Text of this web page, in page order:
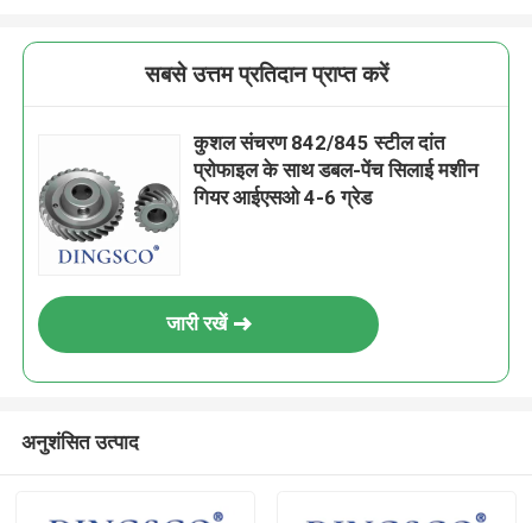
सबसे उत्तम प्रतिदान प्राप्त करें
कुशल संचरण 842/845 स्टील दांत
प्रोफाइल के साथ डबल-पेंच सिलाई मशीन
गियर आईएसओ 4-6 ग्रेड
जारी रखें
अनुशंसित उत्पाद